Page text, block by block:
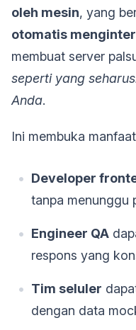
oleh mesin, yang
otomatis
membuat server
seperti yang
Anda.
Ini membuka
Developer
tanpa menunggu
Engineer QA
respons yang
Tim seluler
dengan data